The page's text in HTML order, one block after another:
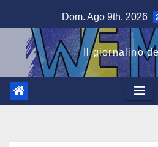
al
contenuto
Dom. Ago 9th, 2026
Il giornalino